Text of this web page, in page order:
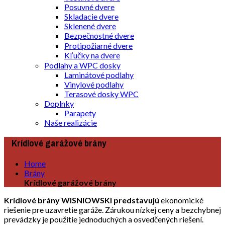
Posuvné dvere
Skladacie dvere
Sklenené dvere
Bezpečnostné dvere
Protipožiarné dvere
Kľučky na dvere
Podlahy a WPC dosky
Laminátové podlahy
Vinylové podlahy
Terasové dosky WPC
Doplnky
Parapety
Naše realizácie
Krídlové garážové brány
Home
Brány
Krídlové garážové brány
Krídlové brány WISNIOWSKI predstavujú ekonomické
riešenie pre uzavretie garáže. Zárukou nízkej ceny a bezchybnej
prevádzky je použitie jednoduchých a osvedčených riešení.